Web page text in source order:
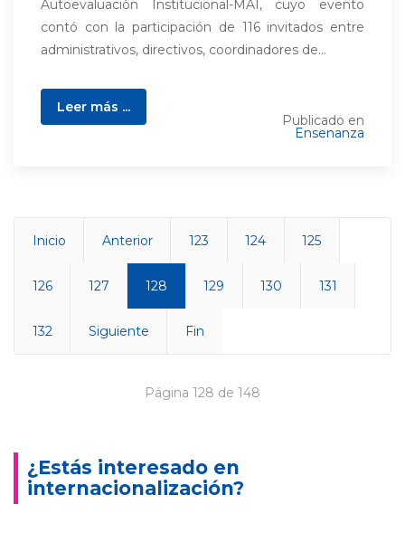
Autoevaluación Institucional-MAI, cuyo evento
contó con la participación de 116 invitados entre
administrativos, directivos, coordinadores de...
Leer más ...
Publicado en
Ensenanza
Inicio Anterior 123 124 125
126 127 128 129 130 131
132 Siguiente Fin
Página 128 de 148
¿Estás interesado en
internacionalización?